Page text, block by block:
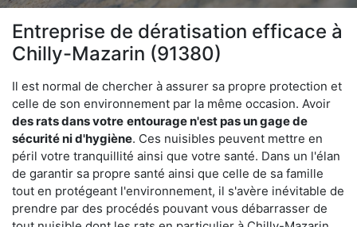
Entreprise de dératisation efficace à
Chilly-Mazarin (91380)
Il est normal de chercher à assurer sa propre protection et
celle de son environnement par la même occasion. Avoir
des rats dans votre entourage n'est pas un gage de
sécurité ni d'hygiène. Ces nuisibles peuvent mettre en
péril votre tranquillité ainsi que votre santé. Dans un l'élan
de garantir sa propre santé ainsi que celle de sa famille
tout en protégeant l'environnement, il s'avère inévitable de
prendre par des procédés pouvant vous débarrasser de